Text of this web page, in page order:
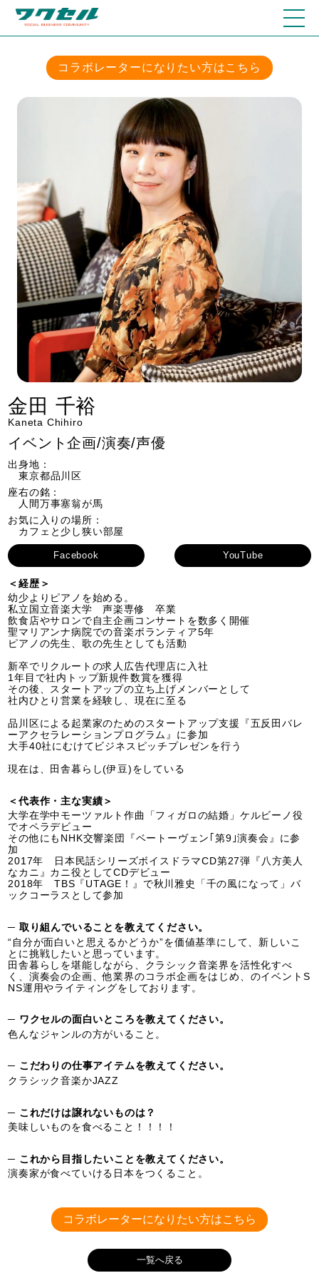
コラボレーターになりたい方はこちら
金田 千裕
Kaneta Chihiro
イベント企画/演奏/声優
出身地：
東京都品川区
座右の銘：
人間万事塞翁が馬
お気に入りの場所：
カフェと少し狭い部屋
Facebook YouTube
＜経歴＞
幼少よりピアノを始める。
私立国立音楽大学 声楽専修 卒業
飲食店やサロンで自主企画コンサートを数多く開催
聖マリアンナ病院での音楽ボランティア5年
ピアノの先生、歌の先生としても活動
新卒でリクルートの求人広告代理店に入社
1年目で社内トップ新規件数賞を獲得
その後、スタートアップの立ち上げメンバーとして
社内ひとり営業を経験し、現在に至る
品川区による起業家のためのスタートアップ支援『五反田バレ
ーアクセラレーションプログラム』に参加
大手40社にむけてビジネスピッチプレゼンを行う
現在は、田舎暮らし(伊豆)をしている
＜代表作・主な実績＞
大学在学中モーツァルト作曲「フィガロの結婚」ケルビーノ役
でオペラデビュー
その他にもNHK交響楽団『ベートーヴェン｢第9｣演奏会』に参
加
2017年 日本民話シリーズボイスドラマCD第27弾『八方美人
なカニ』カニ役としてCDデビュー
2018年 TBS『UTAGE！』で秋川雅史「千の風になって」バ
ックコーラスとして参加
─ 取り組んでいることを教えてください。
“自分が面白いと思えるかどうか”を価値基準にして、新しいこ
とに挑戦したいと思っています。
田舎暮らしを堪能しながら、クラシック音楽界を活性化すべ
く、演奏会の企画、他業界のコラボ企画をはじめ、のイベントS
NS運用やライティングをしております。
─ ワクセルの面白いところを教えてください。
色んなジャンルの方がいること。
─ こだわりの仕事アイテムを教えてください。
クラシック音楽かJAZZ
─ これだけは譲れないものは？
美味しいものを食べること！！！！
─ これから目指したいことを教えてください。
演奏家が食べていける日本をつくること。
コラボレーターになりたい方はこちら
一覧へ戻る